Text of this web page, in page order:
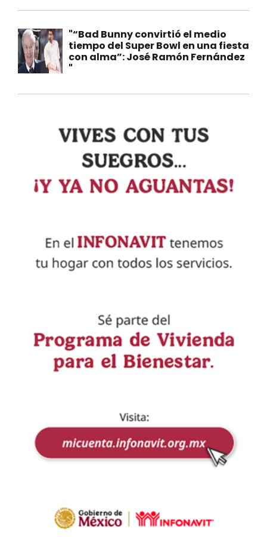
"“Bad Bunny convirtió el medio
tiempo del Super Bowl en una fiesta
con alma”: José Ramón Fernández
"